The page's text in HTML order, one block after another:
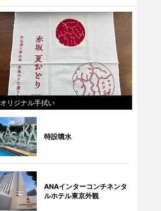
オリジナル手拭い
特設噴水
ANAインターコンチネンタ
ルホテル東京外観